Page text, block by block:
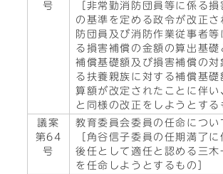
号
［非常勤消防団員等に係る損
の基準を定める政令が改正さ
防団員及び消防作業従事者等
る損害補償の金額の算出基礎
補償基礎額及び損害補償の対
る扶養親族に対する補償基礎
算額が改定されたことに伴い
と同様の改正をしようとする
議案
第64
号
教育委員会委員の任命につい
［角谷信子委員の任期満了に
後任として適任と認める三木
を任命しようとするもの］